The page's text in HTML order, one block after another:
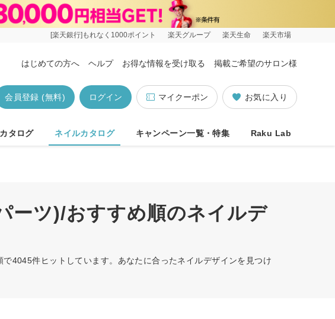
[楽天銀行]もれなく1000ポイント 楽天グループ 楽天生命 楽天市場
はじめての方へ ヘルプ お得な情報を受け取る 掲載ご希望のサロン様
お気に入り
マイクーポン
ログイン
会員登録 (無料)
タログ ネイルカタログ キャンペーン一覧・特集 Raku Lab
ーツ)/おすすめ順のネイルデ
4045件ヒットしています。あなたに合ったネイルデザインを見つけ